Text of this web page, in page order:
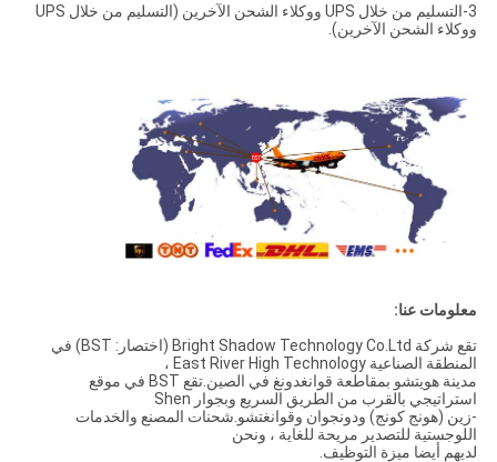
3-التسليم من خلال UPS ووكلاء الشحن الآخرين (التسليم من خلال UPS
ووكلاء الشحن الآخرين).
معلومات عنا:
تقع شركة Bright Shadow Technology Co.Ltd (اختصار: BST) في
المنطقة الصناعية East River High Technology ،
مدينة هويتشو بمقاطعة قوانغدونغ في الصين.تقع BST في موقع
استراتيجي بالقرب من الطريق السريع وبجوار Shen
-زين (هونج كونج) ودونجوان وقوانغتشو.شحنات المصنع والخدمات
اللوجستية للتصدير مريحة للغاية ، ونحن
لديهم أيضا ميزة التوظيف.